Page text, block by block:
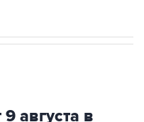
августа в
за концерта